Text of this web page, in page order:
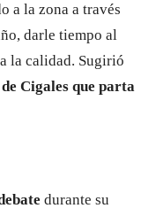
a la zona a través
darle tiempo al
la calidad. Sugirió
Cigales que parta
durante su